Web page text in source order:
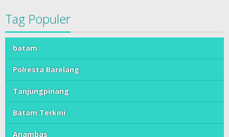
Tag Populer
batam
Polresta Barelang
Tanjungpinang
Batam Terkini
Anambas